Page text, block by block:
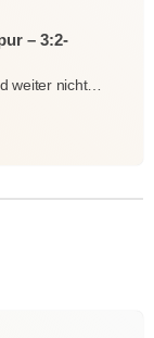
– 3:2-
weiter nicht…